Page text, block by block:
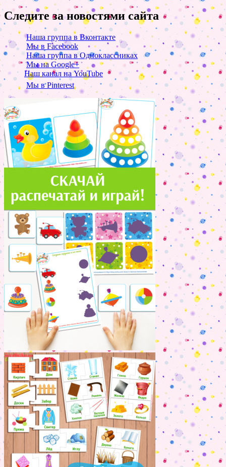
Следите за новостями сайта
Наша группа в Вконтакте
Мы в Facebook
Наша группа в Одноклассниках
Мы на Google+
Наш канал на YouTube
Мы в Pinterest